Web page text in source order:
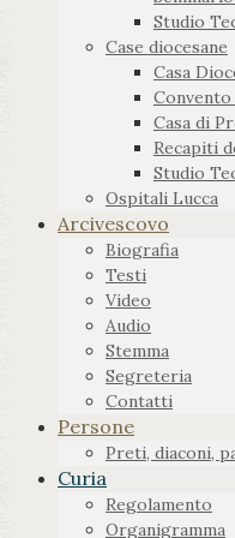
Studio
Case diocesane
Casa
Casa di
Recapiti
Studio
Ospitali Lucca
Arcivescovo
Biografia
Testi
Video
Audio
Stemma
Segreteria
Contatti
Persone
Preti, diaconi,
Curia
Regolamento
Organigramma